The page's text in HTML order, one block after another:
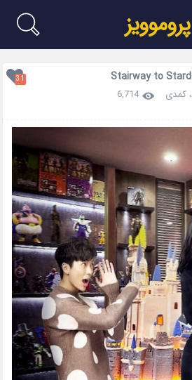
پروموویز
31
،کمدی
6,714